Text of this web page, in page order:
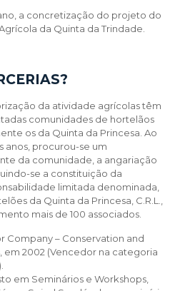
a concretização do projeto do
da Quinta da Trindade.
da atividade agrícolas têm
comunidades de hortelãos
os da Quinta da Princesa. Ao
anos, procurou-se um
da comunidade, a angariação
se a constituição da
limitada denominada,
da Quinta da Princesa, C.R.L.,
mais de 100 associados.
Company – Conservation and
em 2002 (Vencedor na categoria
em Seminários e Workshops,